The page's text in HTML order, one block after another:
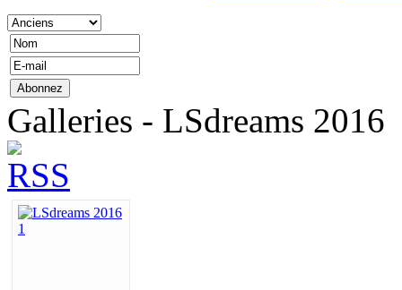
Galleries - LSdreams 2016